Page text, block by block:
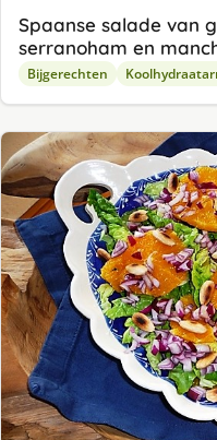
Spaanse salade van
serranoham en
Bijgerechten